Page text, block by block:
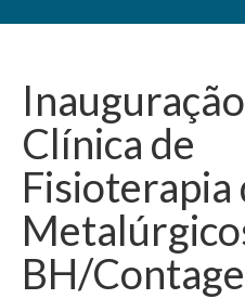
Clínica de
Fisioterapia
BH/